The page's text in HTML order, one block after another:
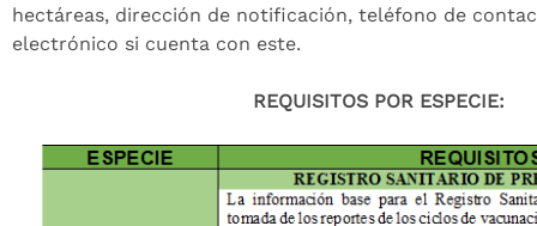
hectáreas, dirección de notificación, teléfono de
electrónico si cuenta con este.
REQUISITOS POR ESPECIE: